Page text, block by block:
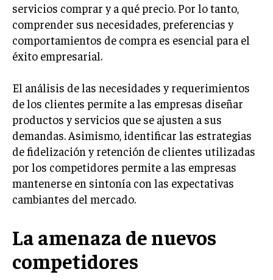
DERECHO EMPRESARIAL Y REGULACIONES
ÉXITO EMPRESARIAL Y CASOS DE ESTUDIO
GOBIERNO CORPORATIVO
NEGOCIOS
ESTRATEGIAS DE NEGOCIOS
MARKETING B2B
MARKETING B2C
FRANQUICIAS
MARKETING DE INFLUENCERS
E-COMMERCE Y COMERCIO ELECTRÓNICO
ESTRATEGIAS DE PRICING Y GESTIÓN DE
PRECIOS
servicios comprar y a qué precio. Por lo tanto,
comprender sus necesidades, preferencias y
comportamientos de compra es esencial para el
éxito empresarial.
El análisis de las necesidades y requerimientos
de los clientes permite a las empresas diseñar
productos y servicios que se ajusten a sus
demandas. Asimismo, identificar las estrategias
de fidelización y retención de clientes utilizadas
por los competidores permite a las empresas
mantenerse en sintonía con las expectativas
cambiantes del mercado.
La amenaza de nuevos
competidores